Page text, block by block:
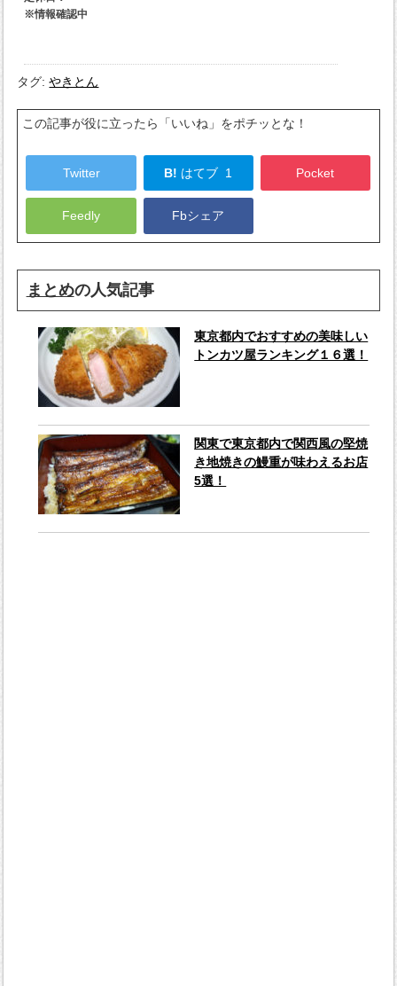
タグ:やきとん
この記事が役に立ったら「いいね」をポチッとな！
Twitter B! はてブ 1 Pocket
Feedly Fbシェア
まとめの人気記事
東京都内でおすすめの美味しい
トンカツ屋ランキング１６選！
関東で東京都内で関西風の堅焼
き地焼きの鰻重が味わえるお店
5選！